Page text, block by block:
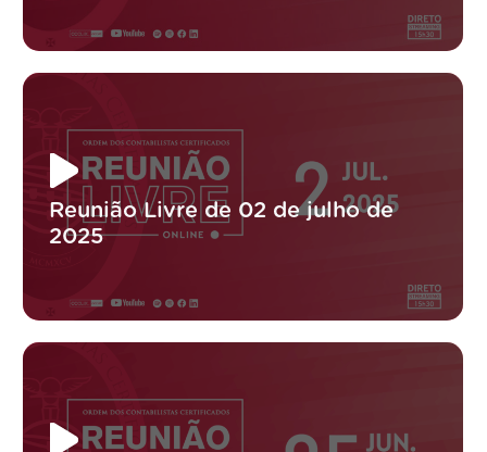
Reunião Livre de 02 de julho de
2025